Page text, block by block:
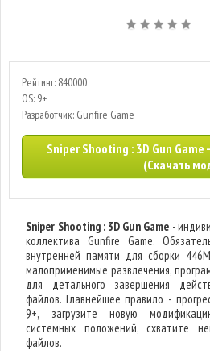
Рейтинг: 840000
OS: 9+
Разработчик: Gunfire Game
Sniper Shooting : 3D Gun Game
(Скачать
Sniper Shooting : 3D Gun Game -
коллектива Gunfire Game.
внутренней памяти для сборки
малоприменимые развлечения,
для детального завершения
файлов. Главнейшее правило -
9+, загрузите новую
системных положений, схватите
файлов.